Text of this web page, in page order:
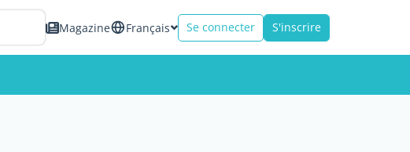
Magazine Français Se connecter S'inscrire